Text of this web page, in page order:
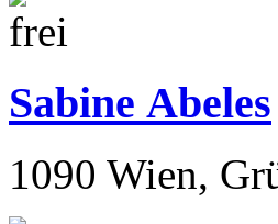
Sabine Abeles
1090 Wien,